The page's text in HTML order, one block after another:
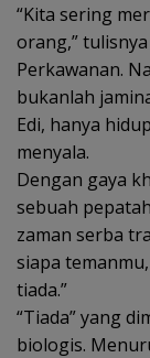
“Kita sering
orang,”
Perkawanan.
bukanlah
Edi, hanya
menyala.
Dengan gaya
sebuah
zaman serba
siapa
tiada.”
“Tiada” yang
biologis.